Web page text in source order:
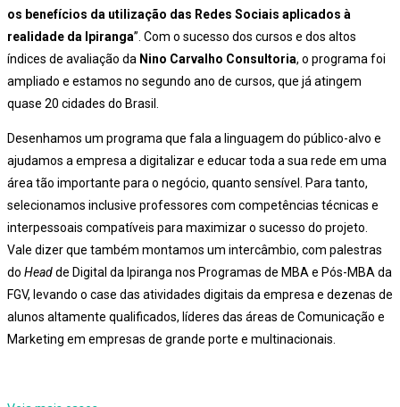
os benefícios da utilização das Redes Sociais aplicados à
realidade da Ipiranga”. Com o sucesso dos cursos e dos altos
índices de avaliação da Nino Carvalho Consultoria, o programa foi
ampliado e estamos no segundo ano de cursos, que já atingem
quase 20 cidades do Brasil.
Desenhamos um programa que fala a linguagem do público-alvo e
ajudamos a empresa a digitalizar e educar toda a sua rede em uma
área tão importante para o negócio, quanto sensível. Para tanto,
selecionamos inclusive professores com competências técnicas e
interpessoais compatíveis para maximizar o sucesso do projeto.
Vale dizer que também montamos um intercâmbio, com palestras
do Headde Digital da Ipiranga nos Programas de MBA e Pós-MBA da
FGV, levando o case das atividades digitais da empresa e dezenas de
alunos altamente qualificados, líderes das áreas de Comunicação e
Marketing em empresas de grande porte e multinacionais.